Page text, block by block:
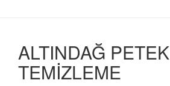
ALTINDAĞ PETEK
TEMİZLEME